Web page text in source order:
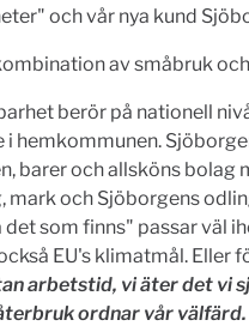
och vår nya kund
av småbruk
berör på nationell
hemkommunen.
barer och allsköns bolag
mark och Sjöborgens
det som finns" passar väl
EU's klimatmål. Eller
arbetstid, vi äter det vi
ordnar vår